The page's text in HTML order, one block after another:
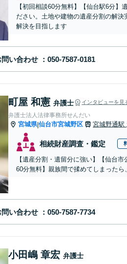
【初回相談60分無料】【仙台駅6分
ださい。土地や建物の遺産分割の解
解決を目指します
い合わせ
町屋 和憲 弁護士 インタビューを見
弁護士法人法律事務所せんだい
宮城県|仙台市宮城野区 宮城野通駅
相続財産調査・鑑定
【遺産分割・遺留分に強い】【仙台
60分無料】親族間で揉めてしまったら
い合わせ
小田嶋 章宏 弁護士